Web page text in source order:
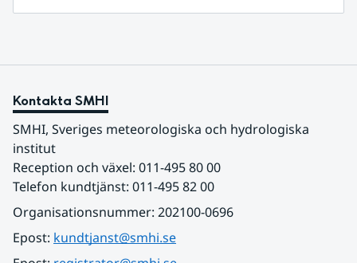
Kontakta SMHI
SMHI, Sveriges meteorologiska och hydrologiska
institut
Reception och växel: 011-495 80 00
Telefon kundtjänst: 011-495 82 00
Organisationsnummer: 202100-0696
Epost: kundtjanst@smhi.se